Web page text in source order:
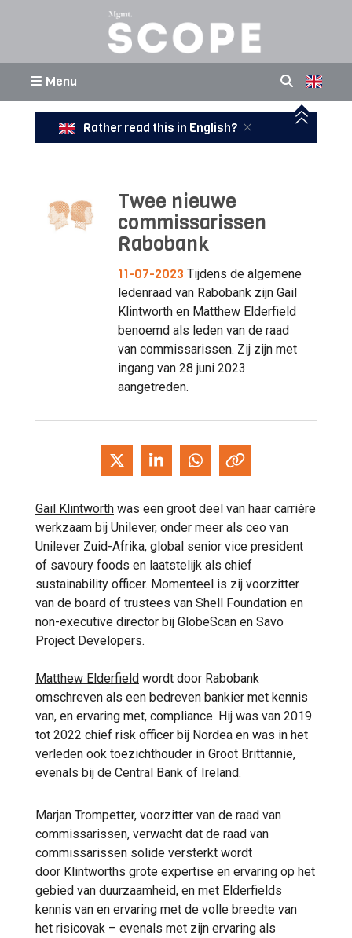
Menu
Rather read this in English?
Twee nieuwe
commissarissen
Rabobank
11-07-2023 Tijdens de algemene
ledenraad van Rabobank zijn Gail
Klintworth en Matthew Elderfield
benoemd als leden van de raad
van commissarissen. Zij zijn met
ingang van 28 juni 2023
aangetreden.
Gail Klintworth was een groot deel van haar carrière
werkzaam bij Unilever, onder meer als ceo van
Unilever Zuid-Afrika, global senior vice president
of savoury foods en laatstelijk als chief
sustainability officer. Momenteel is zij voorzitter
van de board of trustees van Shell Foundation en
non-executive director bij GlobeScan en Savo
Project Developers.
Matthew Elderfield wordt door Rabobank
omschreven als een bedreven bankier met kennis
van, en ervaring met, compliance. Hij was van 2019
tot 2022 chief risk officer bij Nordea en was in het
verleden ook toezichthouder in Groot Brittannië,
evenals bij de Central Bank of Ireland.
Marjan Trompetter, voorzitter van de raad van
commissarissen, verwacht dat de raad van
commissarissen solide versterkt wordt
door Klintworths grote expertise en ervaring op het
gebied van duurzaamheid, en met Elderfields
kennis van en ervaring met de volle breedte van
het risicovak – evenals met zijn ervaring als